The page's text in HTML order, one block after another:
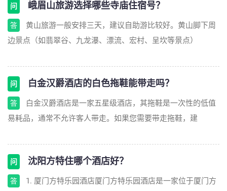
问 峨眉山旅游选择哪些寺庙住宿号？
答
黄山旅游一般安排三天，建议自助游比较好。黄山脚下周
边景点（如翡翠谷、九龙瀑、漂流、宏村、呈坎等景点）
问 白金汉爵酒店的白色拖鞋能带走吗？
答
白金汉爵酒店是一家五星级酒店，其拖鞋是一次性的低值
易耗品，通常不允许客人带走。如果您需要带走拖鞋，建
问 沈阳方特住哪个酒店好？
答
1. 厦门方特乐园酒店厦门方特乐园酒店是一家位于厦门方